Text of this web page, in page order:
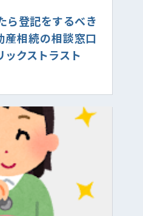
ら登記をするべき
相続の相談窓口
ックストラスト